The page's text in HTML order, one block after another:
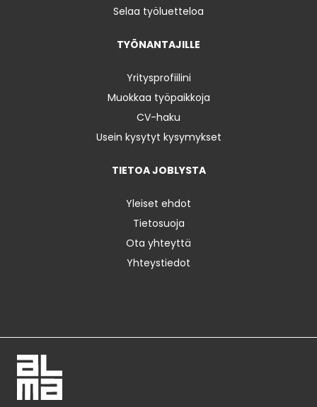
Selaa työluetteloa
TYÖNANTAJILLE
Yritysprofiilini
Muokkaa työpaikkoja
CV-haku
Usein kysytyt kysymykset
TIETOA JOBLYSTA
Yleiset ehdot
Tietosuoja
Ota yhteyttä
Yhteystiedot